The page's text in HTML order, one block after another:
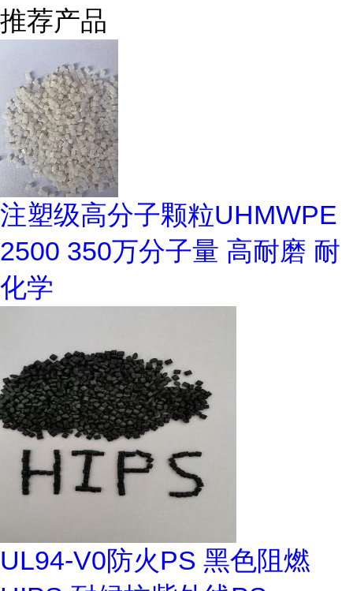
推荐产品
注塑级高分子颗粒UHMWPE
2500 350万分子量 高耐磨 耐
化学
UL94-V0防火PS 黑色阻燃